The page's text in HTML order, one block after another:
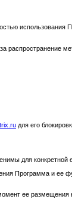
использования
распространение
для его
для конкретной
Программа и ее
ее размещения